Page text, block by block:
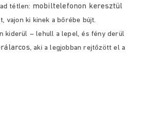
tétlen: mobiltelefonon keresztül
vajon ki kinek a bőrébe bújt.
kiderül – lehull a lepel, és fény derül
, aki a legjobban rejtőzött el a